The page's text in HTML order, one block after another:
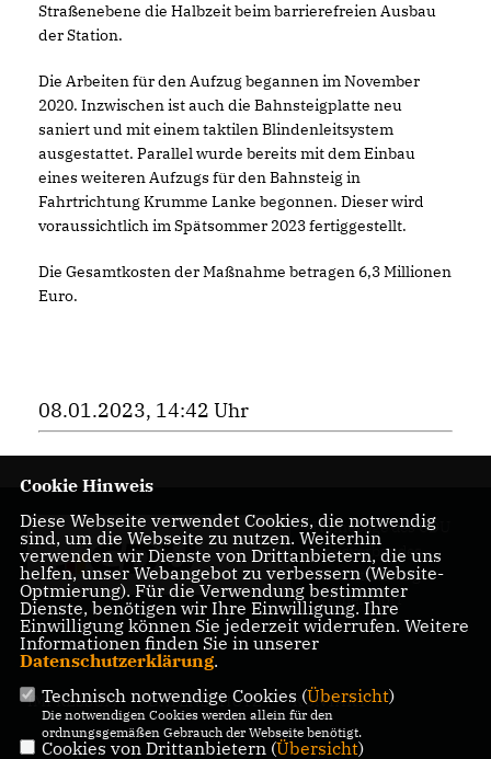
Straßenebene die Halbzeit beim barrierefreien Ausbau
der Station.
Die Arbeiten für den Aufzug begannen im November
2020. Inzwischen ist auch die Bahnsteigplatte neu
saniert und mit einem taktilen Blindenleitsystem
ausgestattet. Parallel wurde bereits mit dem Einbau
eines weiteren Aufzugs für den Bahnsteig in
Fahrtrichtung Krumme Lanke begonnen. Dieser wird
voraussichtlich im Spätsommer 2023 fertiggestellt.
Die Gesamtkosten der Maßnahme betragen 6,3 Millionen
Euro.
08.01.2023, 14:42 Uhr
Homepage des CDU
Kreisverbandes
Charlottenburg-
Wilmersdorf
IMPRESSUM DATENSCHUTZ KONTAKT
Cookie Hinweis
Diese Webseite verwendet Cookies, die notwendig
sind, um die Webseite zu nutzen. Weiterhin
verwenden wir Dienste von Drittanbietern, die uns
helfen, unser Webangebot zu verbessern (Website-
Optmierung). Für die Verwendung bestimmter
Dienste, benötigen wir Ihre Einwilligung. Ihre
Einwilligung können Sie jederzeit widerrufen. Weitere
Informationen finden Sie in unserer
Datenschutzerklärung.
Technisch notwendige Cookies (Übersicht)
Die notwendigen Cookies werden allein für den
ordnungsgemäßen Gebrauch der Webseite benötigt.
Cookies von Drittanbietern (Übersicht)